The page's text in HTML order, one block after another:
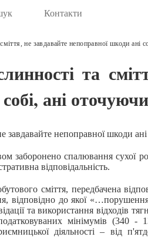
Контакти
не завдавайте непоправної шкоди ані
та
ані
непоправної шкоди
спалювання сухої
відповідальність.
сміття, передбачена
відповідно до якої
та використання відходів
мінімумів (340 -
діяльності – від